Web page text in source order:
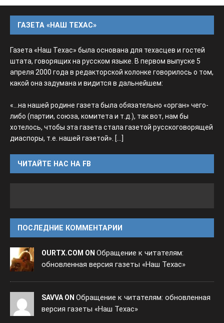
ГАЗЕТА «НАШ ТЕХАС»
Газета «Наш Техас» была основана для техасцев и гостей
штата, говорящих на русском языке. В первом выпуске 5
апреля 2000 года в редакторской колонке говорилось о том,
какой она задумана и видится в дальнейшем:
«...на нашей родине газета была обязательно «орган» чего-
либо (партии, союза, комитета и т.д.), так вот, нам бы
хотелось, чтобы эта газета стала газетой русскоговорящей
диаспоры, т.е. нашей газетой». [...]
ЧИТАЙТЕ НАС НА FB
ПОСЛЕДНИЕ КОММЕНТАРИИ
OURTX.COM ON Обращение к читателям:
обновленная версия газеты «Наш Техас»
SAVVA ON Обращение к читателям: обновленная
версия газеты «Наш Техас»